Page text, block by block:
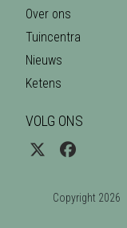
Over ons
Tuincentra
Nieuws
Ketens
VOLG ONS
Copyright 2026